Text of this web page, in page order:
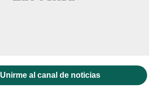
Unirme al canal de noticias